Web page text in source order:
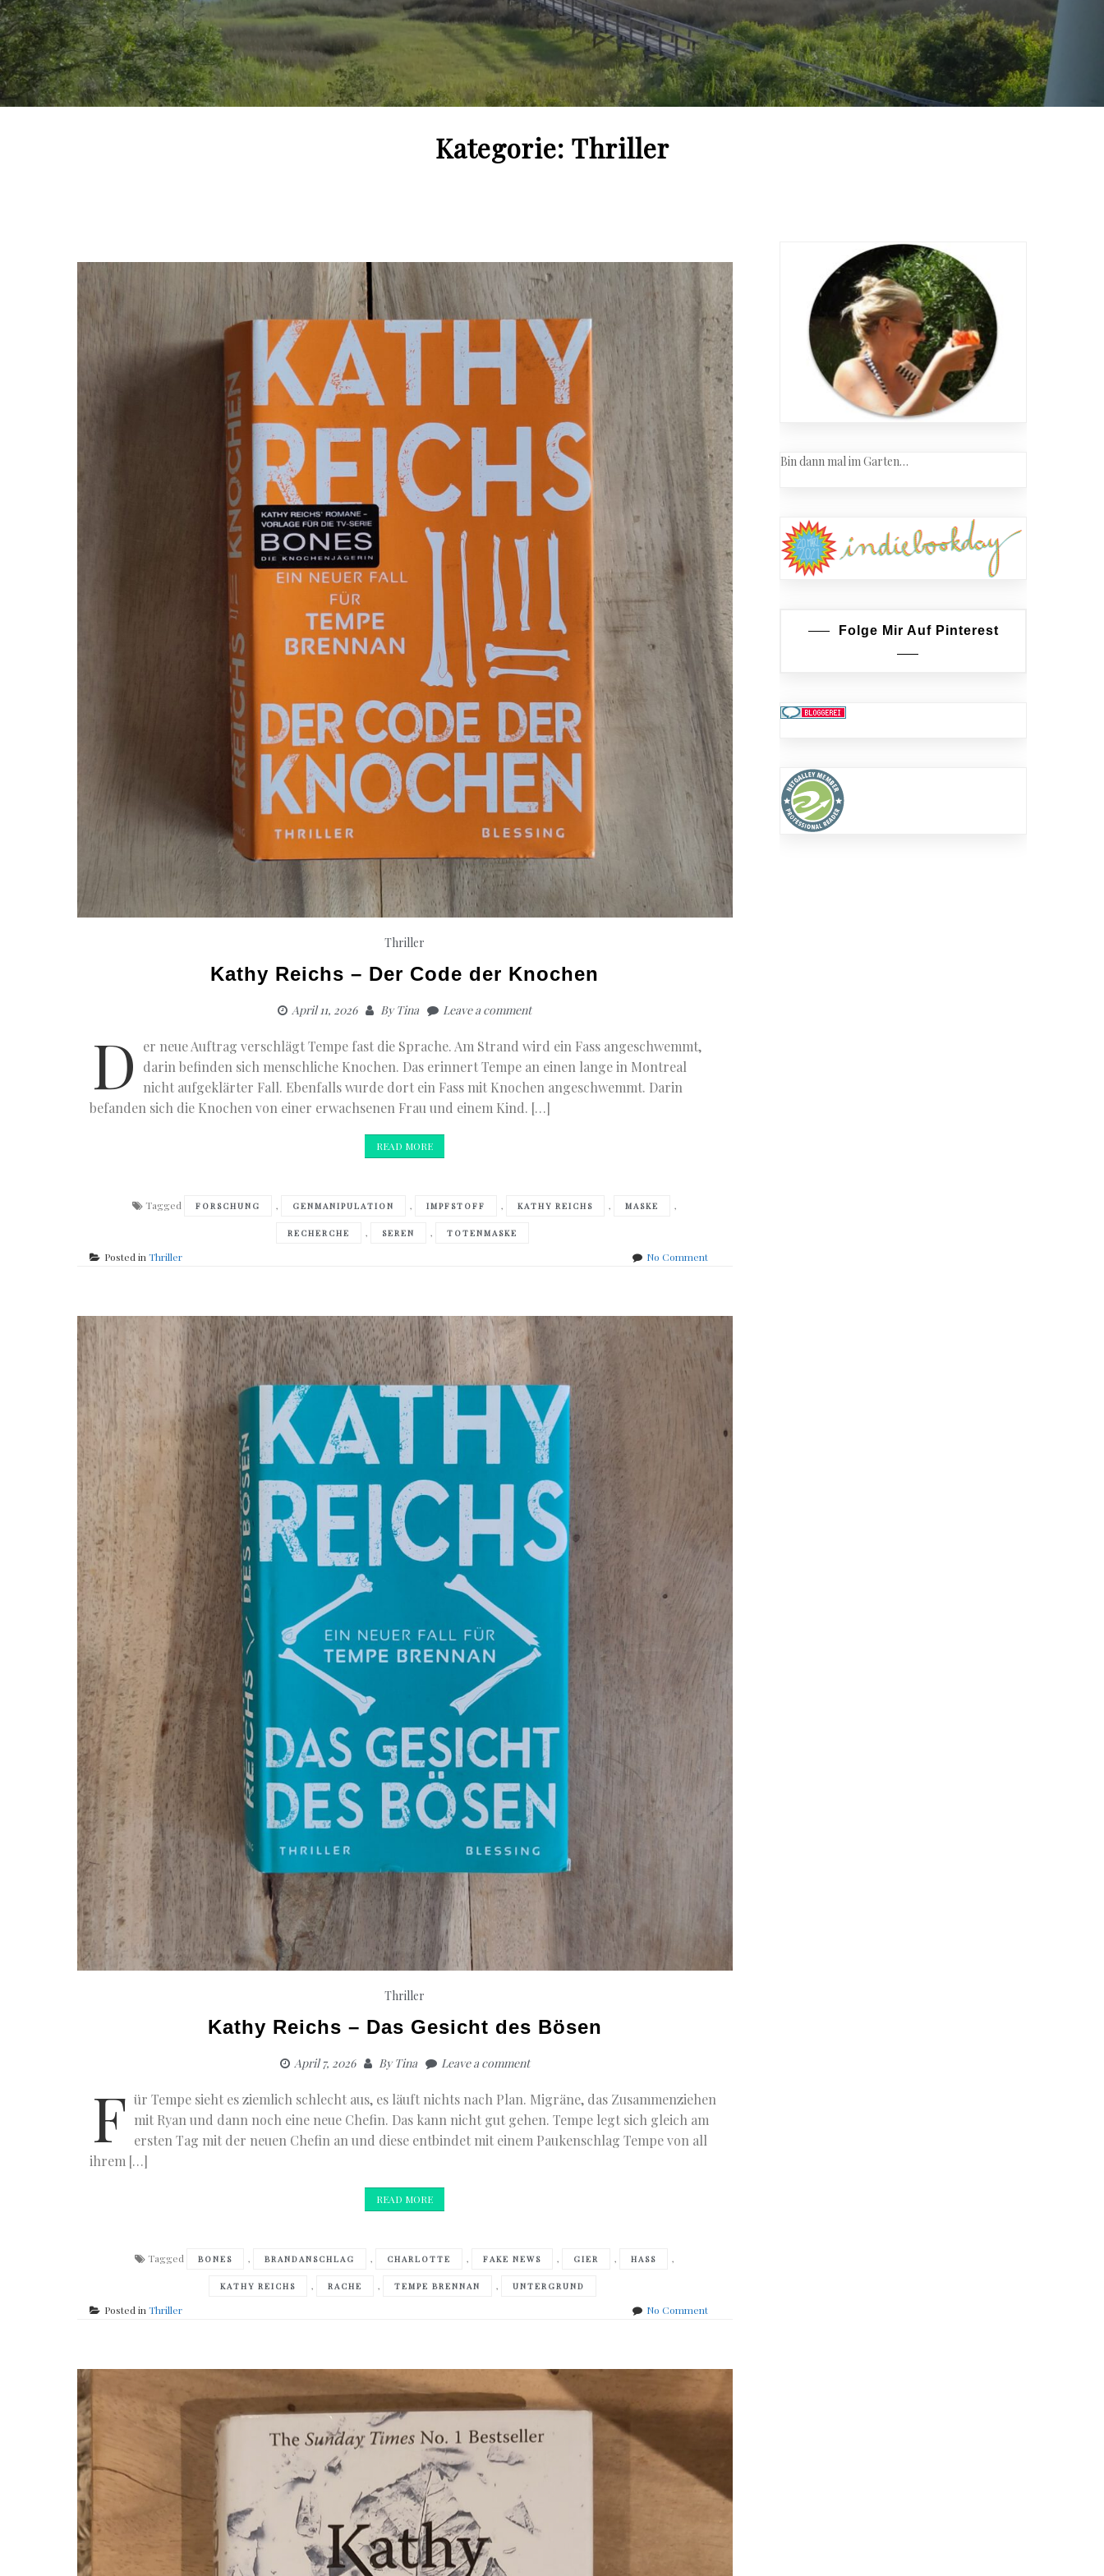
Kategorie: Thriller
Thriller
Kathy Reichs – Der Code der Knochen
April 11, 2026 ByTina Leave a comment
D
er neue Auftrag verschlägt Tempe fast die Sprache. Am Strand wird ein Fass angeschwemmt,
darin befinden sich menschliche Knochen. Das erinnert Tempe an einen lange in Montreal
nicht aufgeklärter Fall. Ebenfalls wurde dort ein Fass mit Knochen angeschwemmt. Darin
befanden sich die Knochen von einer erwachsenen Frau und einem Kind. […]
READ MORE
Tagged FORSCHUNG , GENMANIPULATION , IMPFSTOFF , KATHY REICHS , MASKE ,
RECHERCHE , SEREN , TOTENMASKE
Posted inThriller No Commenton
Der
Code
der
Knochen
Thriller
Kathy Reichs – Das Gesicht des Bösen
April 7, 2026 ByTina Leave a comment
F ür Tempe sieht es ziemlich schlecht aus, es läuft nichts nach Plan. Migräne, das Zusammenziehen
mit Ryan und dann noch eine neue Chefin. Das kann nicht gut gehen. Tempe legt sich gleich am
ersten Tag mit der neuen Chefin an und diese entbindet mit einem Paukenschlag Tempe von all
ihrem […]
READ MORE
Tagged BONES , BRANDANSCHLAG , CHARLOTTE , FAKE NEWS , GIER , HASS ,
KATHY REICHS , RACHE , TEMPE BRENNAN , UNTERGRUND
Posted inThriller No Commenton
Das
Bösen
Bin dann mal im Garten…
Folge Mir Auf Pinterest